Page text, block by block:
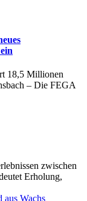
18,5 Millionen
– Die FEGA
zwischen
Erholung,